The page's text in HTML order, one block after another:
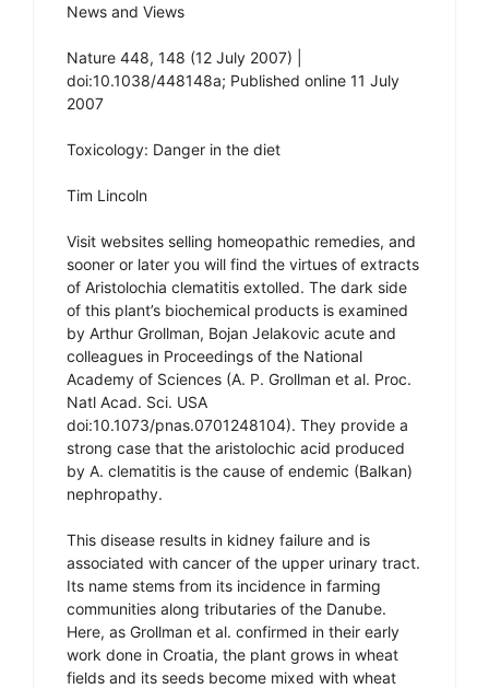
News and Views
Nature 448, 148 (12 July 2007) |
doi:10.1038/448148a; Published online 11 July
2007
Toxicology: Danger in the diet
Tim Lincoln
Visit websites selling homeopathic remedies, and
sooner or later you will find the virtues of extracts
of Aristolochia clematitis extolled. The dark side
of this plant’s biochemical products is examined
by Arthur Grollman, Bojan Jelakovic acute and
colleagues in Proceedings of the National
Academy of Sciences (A. P. Grollman et al. Proc.
Natl Acad. Sci. USA
doi:10.1073/pnas.0701248104). They provide a
strong case that the aristolochic acid produced
by A. clematitis is the cause of endemic (Balkan)
nephropathy.
This disease results in kidney failure and is
associated with cancer of the upper urinary tract.
Its name stems from its incidence in farming
communities along tributaries of the Danube.
Here, as Grollman et al. confirmed in their early
work done in Croatia, the plant grows in wheat
fields and its seeds become mixed with wheat